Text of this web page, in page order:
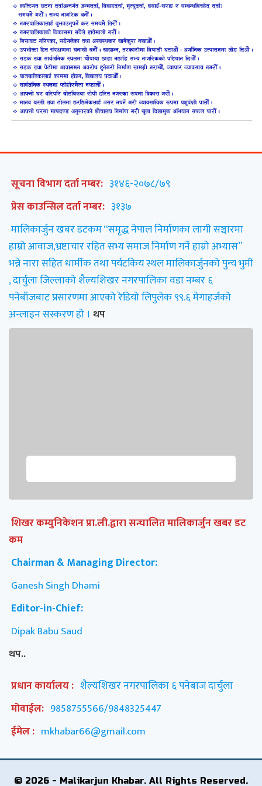
सूचना विभाग दर्ता नम्बर: ३१४६-२०७८/७९
प्रेस काउन्सिल दर्ता नम्बर: ३१३७
मालिकार्जुन खबर डटकम “समृद्ध नेपाल निर्माणका लागी सञ्चारमा
हाम्रो आवाज,भ्रष्टाचार रहित सभ्य समाज निर्माण गर्ने हाम्रो अभ्यास”
भन्ने नारा सहित धार्मीक तथा पर्यटकिय स्थल मालिकार्जुनको पुन्य भुमी
, दार्चुला जिल्लाको शैल्यशिखर नगरपालिका वडा नम्बर ६
पनेबाँजबाट प्रसारणमा आएको रेडियो लिपुलेक ९९.६ मेगाहर्जको
अन्लाइन सस्करण हो । थप
शिखर कम्युनिकेशन प्रा.ली.द्वारा सन्चालित मालिकार्जुन खबर डट
कम
Chairman & Managing Director:
Ganesh Singh Dhami
Editor-in-Chief:
Dipak Babu Saud
थप..
प्रधान कार्यालय : शैल्यशिखर नगरपालिका ६ पनेबाज दार्चुला
मोवाईल: 9858755566/9848325447
ईमेल : mkhabar66@gmail.com
© 2026 - Malikarjun Khabar. All Rights Reserved.